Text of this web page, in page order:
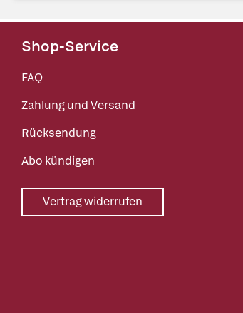
Shop-Service
FAQ
Zahlung und Versand
Rücksendung
Abo kündigen
Vertrag widerrufen